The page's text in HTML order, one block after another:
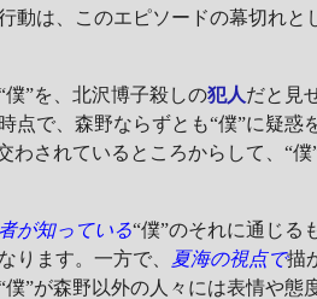
動は、このエピソードの幕切れと
”を、北沢博子殺しの犯人だと見
点で、森野ならずとも“僕”に疑
わされているところからして、“
が知っている“僕”のそれに通じる
ります。一方で、 夏海の視点で描
”が森野以外の人々には表情や態